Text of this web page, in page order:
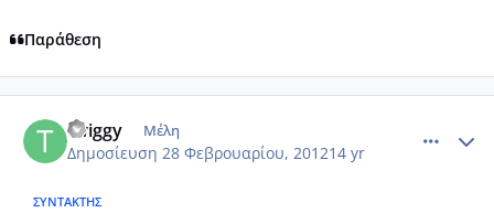
Παράθεση
twiggy Μέλη
Δημοσίευση 28 Φεβρουαρίου, 201214 yr
ΣΥΝΤΆΚΤΗΣ